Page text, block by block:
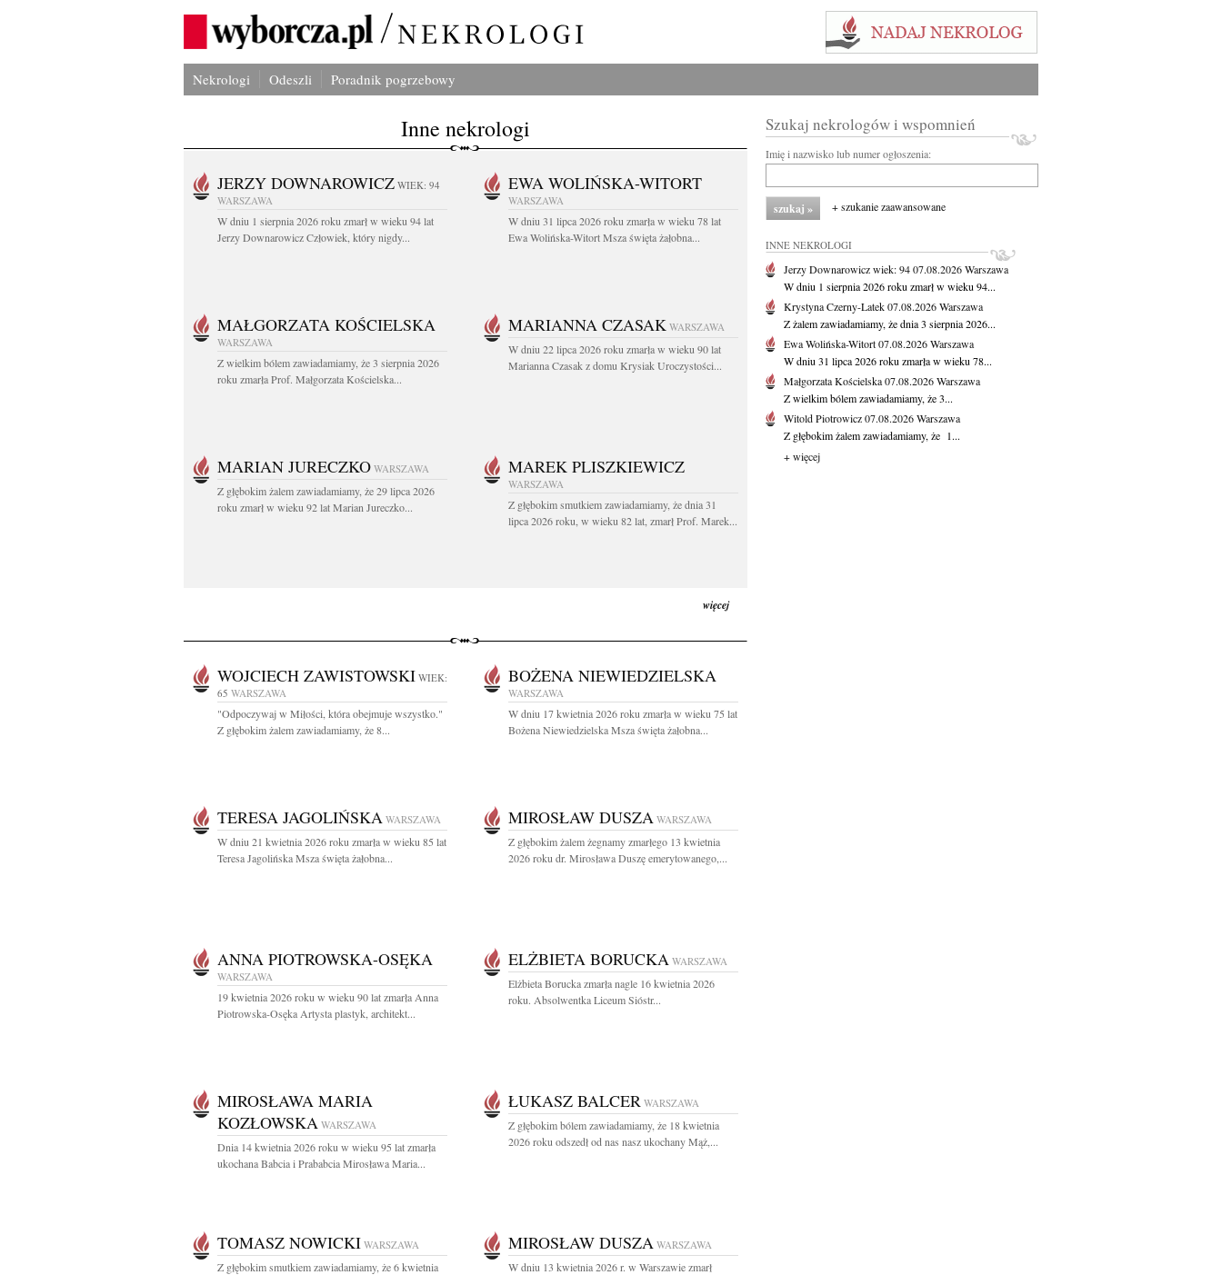
Nekrologi Odeszli Poradnik pogrzebowy
Inne nekrologi
JERZY DOWNAROWICZ WIEK: 94
WARSZAWA
W dniu 1 sierpnia 2026 roku zmarł w wieku 94 lat
Jerzy Downarowicz Człowiek, który nigdy...
EWA WOLIŃSKA-WITORT
WARSZAWA
W dniu 31 lipca 2026 roku zmarła w wieku 78 lat
Ewa Wolińska-Witort Msza święta żałobna...
MAŁGORZATA KOŚCIELSKA
WARSZAWA
Z wielkim bólem zawiadamiamy, że 3 sierpnia 2026
roku zmarła Prof. Małgorzata Kościelska...
MARIANNA CZASAK WARSZAWA
W dniu 22 lipca 2026 roku zmarła w wieku 90 lat
Marianna Czasak z domu Krysiak Uroczystości...
MARIAN JURECZKO WARSZAWA
Z głębokim żalem zawiadamiamy, że 29 lipca 2026
roku zmarł w wieku 92 lat Marian Jureczko...
MAREK PLISZKIEWICZ
WARSZAWA
Z głębokim smutkiem zawiadamiamy, że dnia 31
lipca 2026 roku, w wieku 82 lat, zmarł Prof. Marek...
więcej
WOJCIECH ZAWISTOWSKI WIEK:
65 WARSZAWA
"Odpoczywaj w Miłości, która obejmuje wszystko."
Z głębokim żalem zawiadamiamy, że 8...
BOŻENA NIEWIEDZIELSKA
WARSZAWA
W dniu 17 kwietnia 2026 roku zmarła w wieku 75 lat
Bożena Niewiedzielska Msza święta żałobna...
TERESA JAGOLIŃSKA WARSZAWA
W dniu 21 kwietnia 2026 roku zmarła w wieku 85 lat
Teresa Jagolińska Msza święta żałobna...
MIROSŁAW DUSZA WARSZAWA
Z głębokim żalem żegnamy zmarłego 13 kwietnia
2026 roku dr. Mirosława Duszę emerytowanego,...
ANNA PIOTROWSKA-OSĘKA
WARSZAWA
19 kwietnia 2026 roku w wieku 90 lat zmarła Anna
Piotrowska-Osęka Artysta plastyk, architekt...
ELŻBIETA BORUCKA WARSZAWA
Elżbieta Borucka zmarła nagle 16 kwietnia 2026
roku. Absolwentka Liceum Sióstr...
MIROSŁAWA MARIA
KOZŁOWSKA WARSZAWA
Dnia 14 kwietnia 2026 roku w wieku 95 lat zmarła
ukochana Babcia i Prababcia Mirosława Maria...
ŁUKASZ BALCER WARSZAWA
Z głębokim bólem zawiadamiamy, że 18 kwietnia
2026 roku odszedł od nas nasz ukochany Mąż,...
TOMASZ NOWICKI WARSZAWA
Z głębokim smutkiem zawiadamiamy, że 6 kwietnia
MIROSŁAW DUSZA WARSZAWA
W dniu 13 kwietnia 2026 r. w Warszawie zmarł
Szukaj nekrologów i wspomnień
Imię i nazwisko lub numer ogłoszenia:
+ szukanie zaawansowane
INNE NEKROLOGI
Jerzy Downarowiczwiek: 9407.08.2026Warszawa
W dniu 1 sierpnia 2026 roku zmarł w wieku 94...
Krystyna Czerny-Latek07.08.2026Warszawa
Z żalem zawiadamiamy, że dnia 3 sierpnia 2026...
Ewa Wolińska-Witort07.08.2026Warszawa
W dniu 31 lipca 2026 roku zmarła w wieku 78...
Małgorzata Kościelska07.08.2026Warszawa
Z wielkim bólem zawiadamiamy, że 3...
Witold Piotrowicz07.08.2026Warszawa
Z głębokim żalem zawiadamiamy, że 1...
+ więcej